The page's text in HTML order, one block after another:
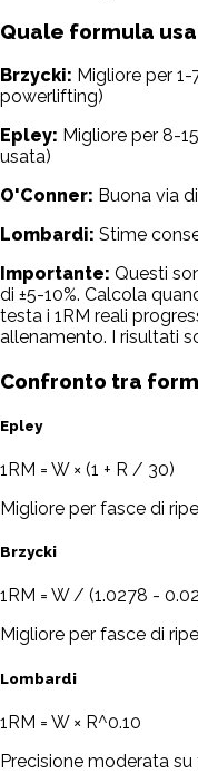
Quale formula
Brzycki: Migliore per
powerlifting)
Epley: Migliore per 8-
usata)
O'Conner: Buona via
Lombardi: Stime
Importante: Questi
di ±5-10%. Calcola
testa i 1RM reali
allenamento. I risultati
Confronto tra
Epley
1RM = W × (1 + R / 30)
Migliore per fasce di
Brzycki
1RM = W / (1.0278 -
Migliore per fasce di
Lombardi
1RM = W × R^0.10
Precisione moderata